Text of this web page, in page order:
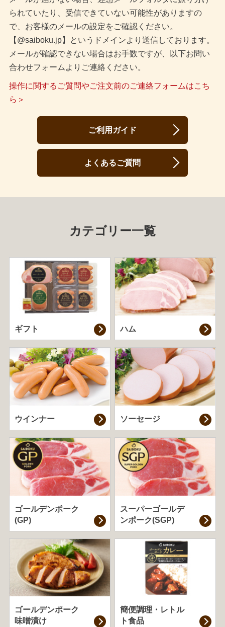
られていたり、受信できていない可能性がありますの
で、お客様のメールの設定をご確認ください。
【@saiboku.jp】というドメインより送信しております。
メールが確認できない場合はお手数ですが、以下お問い
合わせフォームよりご連絡ください。
操作に関するご質問やご注文前のご連絡フォームはこち
ら＞
ご利用ガイド
よくあるご質問
カテゴリー一覧
ギフト ハム
ウインナー ソーセージ
ゴールデンポーク
(GP)
スーパーゴールデ
ンポーク(SGP)
ゴールデンポーク
味噌漬け
簡便調理・ レトル
ト食品